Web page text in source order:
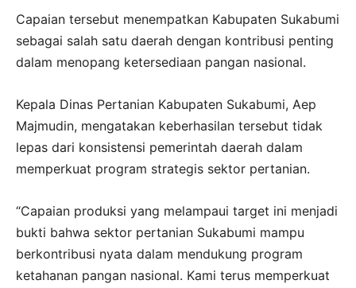
Capaian tersebut menempatkan Kabupaten Sukabumi
sebagai salah satu daerah dengan kontribusi penting
dalam menopang ketersediaan pangan nasional.
Kepala Dinas Pertanian Kabupaten Sukabumi, Aep
Majmudin, mengatakan keberhasilan tersebut tidak
lepas dari konsistensi pemerintah daerah dalam
memperkuat program strategis sektor pertanian.
“Capaian produksi yang melampaui target ini menjadi
bukti bahwa sektor pertanian Sukabumi mampu
berkontribusi nyata dalam mendukung program
ketahanan pangan nasional. Kami terus memperkuat